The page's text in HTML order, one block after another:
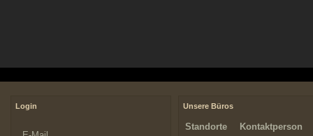
Login Unsere Büros
Standorte Kontaktperson